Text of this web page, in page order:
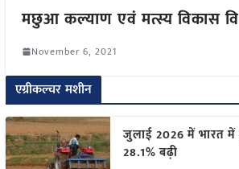
मछुआ कल्याण एवं मत्स्य विकास
November 6, 2021
एग्रीकल्चर मशीन
जुलाई 2026 में भारत में
28.1% बढ़ी